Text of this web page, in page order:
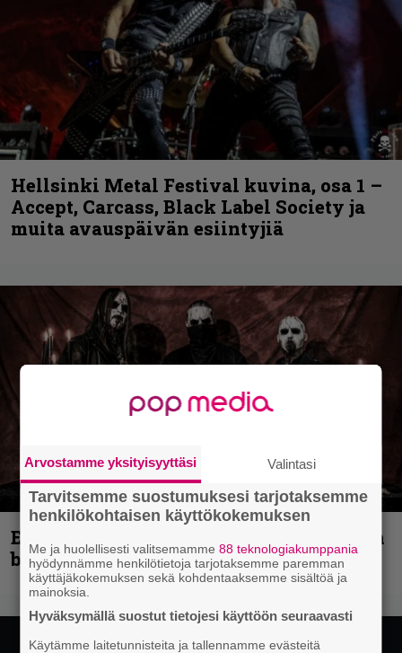
Hellsinki Metal Festival kuvina, osa 1 –
Accept, Carcass, Black Label Society ja
muita avauspäivän esiintyjiä
Espoon syyskuu käynnistyy kotimaisen
black metalin merkeissä
Arvostamme yksityisyyttäsi Valintasi
Tarvitsemme suostumuksesi tarjotaksemme
henkilökohtaisen käyttökokemuksen
Me ja huolellisesti valitsemamme88 teknologiakumppania
hyödynnämme henkilötietoja tarjotaksemme paremman
käyttäjäkokemuksen sekä kohdentaaksemme sisältöä ja
mainoksia.
Hyväksymällä suostut tietojesi käyttöön seuraavasti
Käytämme laitetunnisteita ja tallennamme evästeitä